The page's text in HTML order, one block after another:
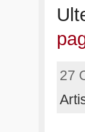
27